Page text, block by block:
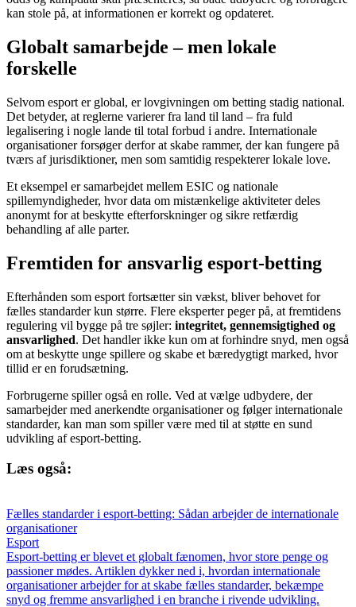
kan stole på, at informationen er korrekt og opdateret.
Globalt samarbejde – men lokale
forskelle
Selvom esport er global, er lovgivningen om betting stadig national.
Det betyder, at reglerne varierer fra land til land – fra fuld
legalisering i nogle lande til total forbud i andre. Internationale
organisationer forsøger derfor at skabe rammer, der kan fungere på
tværs af jurisdiktioner, men som samtidig respekterer lokale love.
Et eksempel er samarbejdet mellem ESIC og nationale
spillemyndigheder, hvor data om mistænkelige aktiviteter deles
anonymt for at beskytte efterforskninger og sikre retfærdig
behandling af alle parter.
Fremtiden for ansvarlig esport-betting
Efterhånden som esport fortsætter sin vækst, bliver behovet for
fælles standarder kun større. Flere eksperter peger på, at fremtidens
regulering vil bygge på tre søjler: integritet, gennemsigtighed og
ansvarlighed. Det handler ikke kun om at forhindre snyd, men også
om at beskytte unge spillere og skabe et bæredygtigt marked, hvor
tillid er en forudsætning.
Forbrugerne spiller også en rolle. Ved at vælge udbydere, der
samarbejder med anerkendte organisationer og følger internationale
standarder, kan man som spiller være med til at støtte en sund
udvikling af esport-betting.
Læs også:
Fælles standarder i esport-betting: Sådan arbejder de internationale
organisationer
Esport
Esport-betting er blevet et globalt fænomen, hvor store penge og
passioner mødes. Artiklen dykker ned i, hvordan internationale
organisationer arbejder for at skabe fælles standarder, bekæmpe
snyd og fremme ansvarlighed i en branche i rivende udvikling.